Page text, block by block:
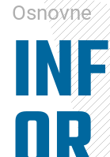
Osnovne
INF